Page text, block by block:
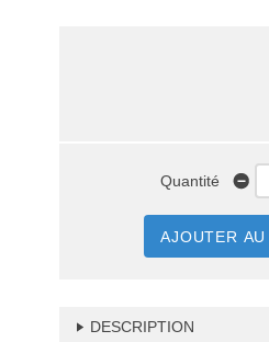
Quantité
AJOUTER AU
DESCRIPTION